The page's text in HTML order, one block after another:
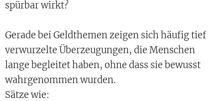
spürbar wirkt?
Gerade bei Geldthemen zeigen sich häufig tief
verwurzelte Überzeugungen, die Menschen
lange begleitet haben, ohne dass sie bewusst
wahrgenommen wurden.
Sätze wie: